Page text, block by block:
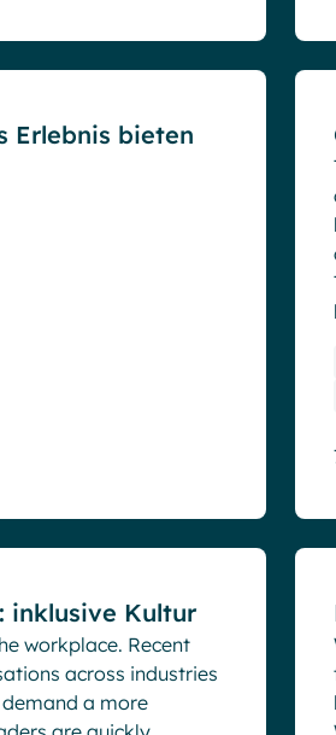
Erlebnis bieten
inklusive Kultur
workplace. Recent
across industries
a more